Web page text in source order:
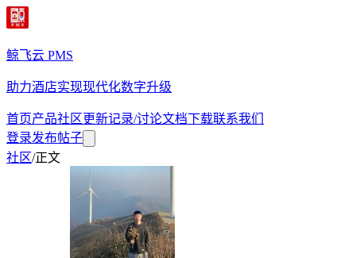
鲸飞云 PMS
助力酒店实现现代化数字升级
首页产品社区更新记录/讨论文档下载联系我们
登录发布帖子
社区/正文